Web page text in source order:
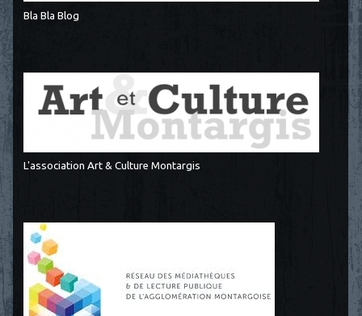
Bla Bla Blog
L'association Art & Culture Montargis